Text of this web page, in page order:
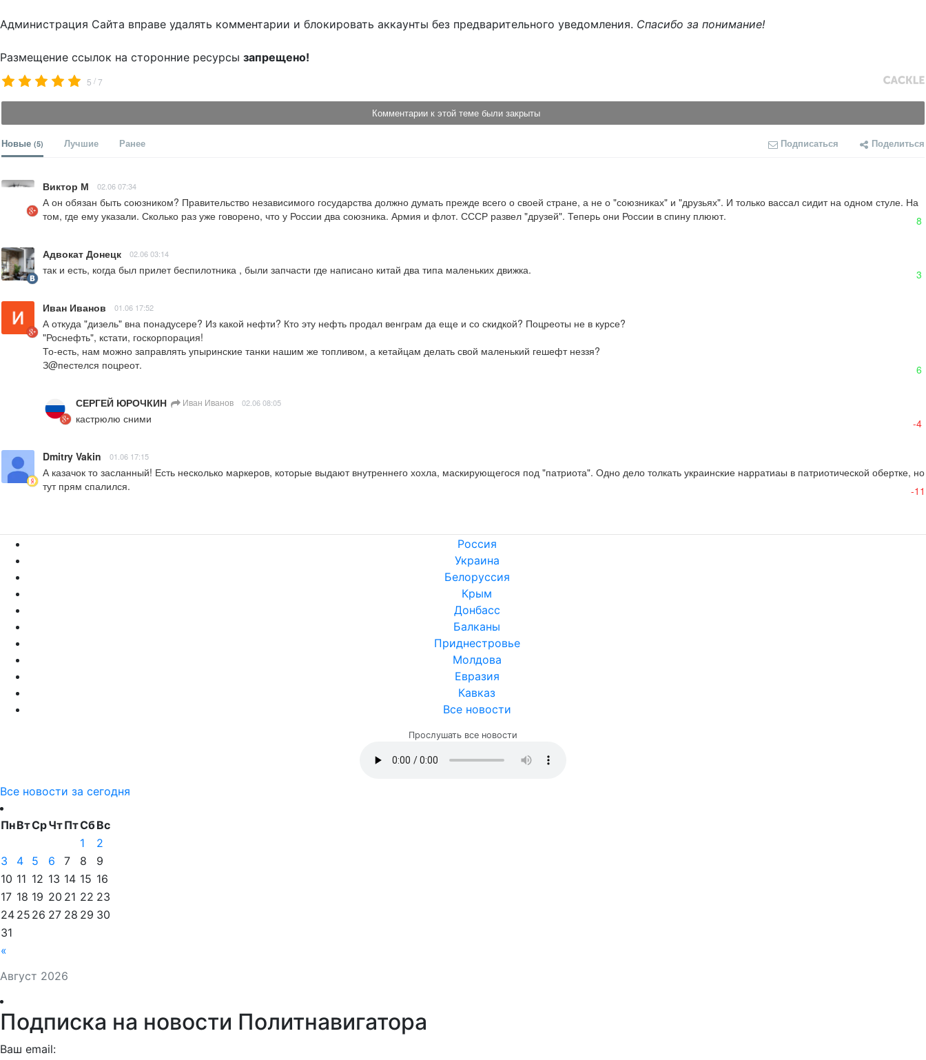
Администрация Сайта вправе удалять комментарии и блокировать аккаунты без предварительного уведомления. Спасибо за понимание!
Размещение ссылок на сторонние ресурсы запрещено!
5 /7
Комментарии к этой теме были закрыты
Новые (5) Лучшие Ранее Подписаться Поделиться
Виктор М 02.06 07:34
А он обязан быть союзником? Правительство независимого государства должно думать прежде всего о своей стране, а не о "союзниках" и "друзьях". И только вассал сидит на одном стуле. На
том, где ему указали. Сколько раз уже говорено, что у России два союзника. Армия и флот. СССР развел "друзей". Теперь они России в спину плюют.
8
Адвокат Донецк 02.06 03:14
так и есть, когда был прилет беспилотника , были запчасти где написано китай два типа маленьких движка. 3
Иван Иванов 01.06 17:52
А откуда "дизель" вна понадусере? Из какой нефти? Кто эту нефть продал венграм да еще и со скидкой? Поцреоты не в курсе?
"Роснефть", кстати, госкорпорация!
То-есть, нам можно заправлять упыринские танки нашим же топливом, а кетайцам делать свой маленький гешефт неззя?
З@пестелся поцреот.
6
СЕРГЕЙ ЮРОЧКИН Иван Иванов 02.06 08:05
кастрюлю сними -4
Dmitry Vakin 01.06 17:15
А казачок то засланный! Есть несколько маркеров, которые выдают внутреннего хохла, маскирующегося под "патриота". Одно дело толкать украинские нарратиаы в патриотической обертке, но
тут прям спалился.
-11
Россия
Украина
Белоруссия
Крым
Донбасс
Балканы
Приднестровье
Молдова
Евразия
Кавказ
Все новости
Прослушать все новости
Все новости за сегодня
Август 2026
ПнВтСрЧтПтСбВс
«
1
2
3
4 5 6 7 8
9
10 11 12 13 14 15 16
17 18 19 20 21 22 23
24 25 26 27 28 29 30
31
Подписка на новости Политнавигатора
Ваш email: